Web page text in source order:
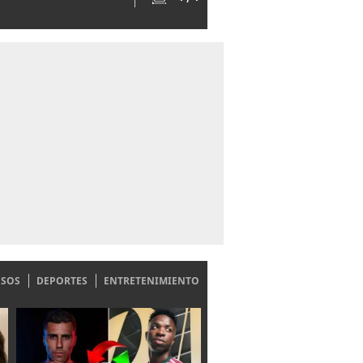
DEPORTES ENTRETENIMIENTO